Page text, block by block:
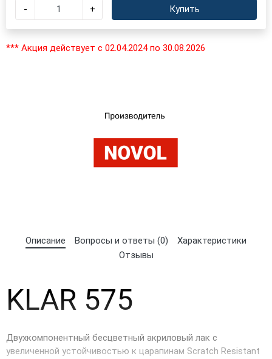
UA
Описание Вопросы и ответы (0)
Характеристики
Отзывы
KLAR 575
Двухкомпонентный бесцветный акриловый лак с
увеличенной устойчивостью к царапинам Scratch Resistant
- + Купить
*** Акция действует с 02.04.2024 по 30.08.2026